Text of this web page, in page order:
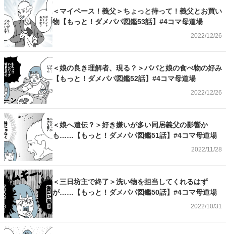
＜マイペース！義父＞ちょっと待って！義父とお買い
物【もっと！ダメパパ図鑑53話】#4コマ母道場
2022/12/26
＜娘の良き理解者、現る？＞パパと娘の食べ物の好み
【もっと！ダメパパ図鑑52話】#4コマ母道場
2022/12/26
＜娘へ遺伝？＞好き嫌いが多い同居義父の影響か
も……【もっと！ダメパパ図鑑51話】#4コマ母道場
2022/11/28
＜三日坊主で終了＞洗い物を担当してくれるはず
が……【もっと！ダメパパ図鑑50話】#4コマ母道場
2022/10/31